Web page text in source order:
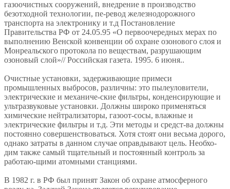
газоочистных сооружений, внедрение в производство
безотходной технологии, пе-ревод железнодорожного
транспорта на электронику и т.д Постановление
Правительства РФ от 24.05.95 «О первоочередных мерах по
выполнению Венской конвенции об охране озонового слоя и
Монреальского протокола по веществам, разрушающим
озоновый слой»// Российская газета. 1995. 6 июня..
Очистные установки, задерживающие примеси
промышленных выбросов, различны: это пылеуловители,
электрические и механиче-ские фильтры, конденсирующие и
ультразвуковые установки. Должны широко применяться
химические нейтрализаторы, газоот-сосы, влажные и
электрические фильтры и т.д. Эти методы и средст-ва должны
постоянно совершенствоваться. Хотя стоят они весьма дорого,
однако затраты в данном случае оправдывают цель. Необхо-
дим также самый тщательный и постоянный контроль за
работаю-щими атомными станциями.
В 1982 г. в РФ был принят Закон об охране атмосферного